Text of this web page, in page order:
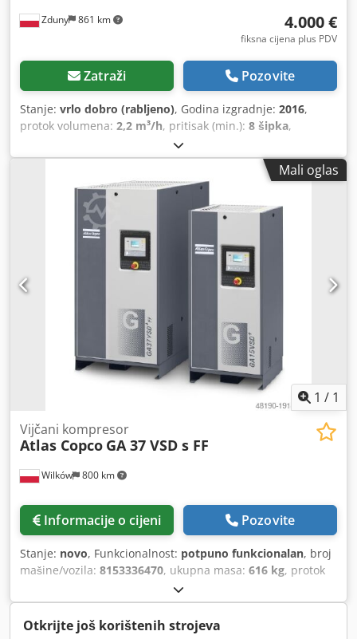
Zduny 861 km 4.000 €
fiksna cijena plus PDV
Zatraži Pozovite
Stanje: vrlo dobro (rabljeno), Godina izgradnje: 2016,
protok volumena: 2,2 m³/h, pritisak (min.): 8 šipka,
Mali oglas
1 / 1
Wilków 800 km
Vijčani kompresor
Atlas Copco GA 37 VSD s FF
Informacije o cijeni Pozovite
Stanje: novo, Funkcionalnost: potpuno funkcionalan, broj
mašine/vozila: 8153336470, ukupna masa: 616 kg, protok
, pritisak (min.):
(max.):13 šipka, razina buke:67 dB, tip hlađenja:zrak,
Oprema:Tipna pločica dostupna, dokumentacija /
Otkrijte još korištenih strojeva